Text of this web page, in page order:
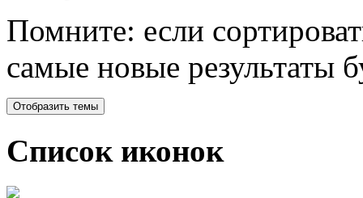
Помните: если
самые новые результаты
Список иконок